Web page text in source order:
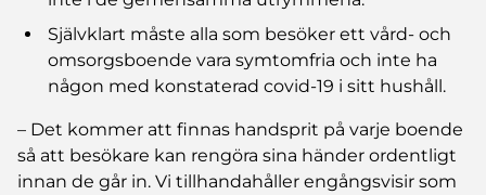
Självklart måste alla som besöker ett vård- och
omsorgsboende vara symtomfria och inte ha
någon med konstaterad covid-19 i sitt hushåll.
– Det kommer att finnas handsprit på varje boende
så att besökare kan rengöra sina händer ordentligt
innan de går in. Vi tillhandahåller engångsvisir som